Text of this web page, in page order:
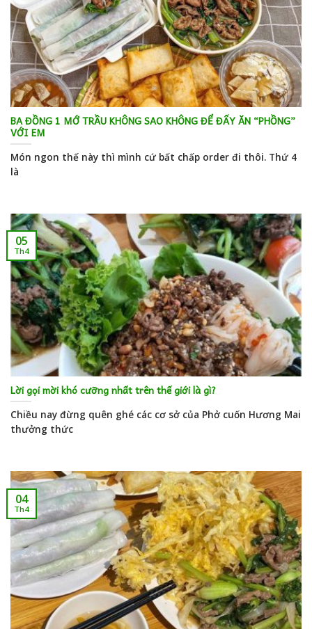
BA ĐỒNG 1 MỚ TRẦU KHÔNG SAO KHÔNG ĐỂ ĐẤY ĂN “PHỒNG”
VỚI EM
Món ngon thế này thì mình cứ bất chấp order đi thôi. Thứ 4
là
Lời gọi mời khó cưỡng nhất trên thế giới là gì?
Chiều nay đừng quên ghé các cơ sở của Phở cuốn Hương Mai
thưởng thức
05
Th4
04
Th4